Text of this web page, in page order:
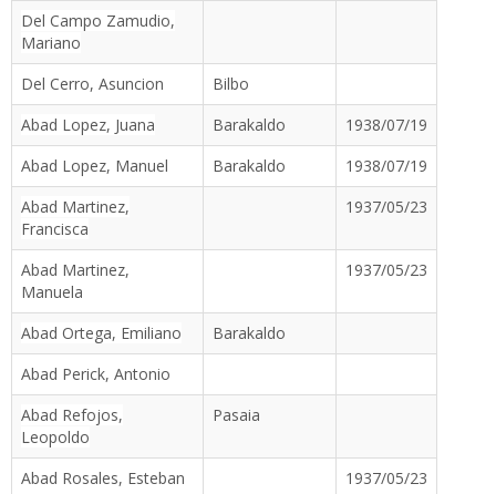
Del Campo Zamudio,
Mariano
Del Cerro, Asuncion
Bilbo
Abad Lopez, Juana
Barakaldo
1938/07/19
Abad Lopez, Manuel
Barakaldo
1938/07/19
Abad Martinez,
Francisca
1937/05/23
Abad Martinez,
Manuela
1937/05/23
Abad Ortega, Emiliano
Barakaldo
Abad Perick, Antonio
Abad Refojos,
Leopoldo
Pasaia
Abad Rosales, Esteban 1937/05/23